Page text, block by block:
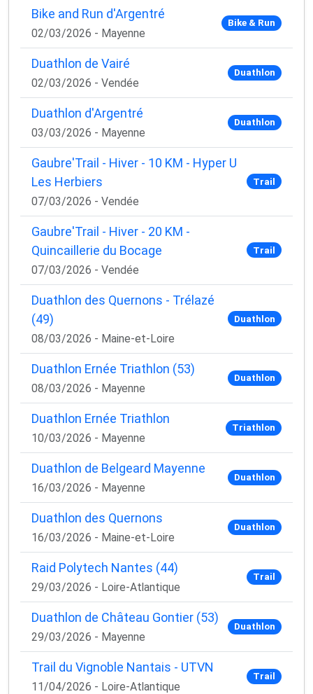
Bike and Run d'Argentré
02/03/2026 - Mayenne
Bike & Run
Duathlon de Vairé
02/03/2026 - Vendée
Duathlon
Duathlon d'Argentré
03/03/2026 - Mayenne
Duathlon
Gaubre'Trail - Hiver - 10 KM - Hyper U
Les Herbiers
07/03/2026 - Vendée
Trail
Gaubre'Trail - Hiver - 20 KM -
Quincaillerie du Bocage
07/03/2026 - Vendée
Trail
Duathlon des Quernons - Trélazé
(49)
08/03/2026 - Maine-et-Loire
Duathlon
Duathlon Ernée Triathlon (53)
08/03/2026 - Mayenne
Duathlon
Duathlon Ernée Triathlon
10/03/2026 - Mayenne
Triathlon
Duathlon de Belgeard Mayenne
16/03/2026 - Mayenne
Duathlon
Duathlon des Quernons
16/03/2026 - Maine-et-Loire
Duathlon
Raid Polytech Nantes (44)
29/03/2026 - Loire-Atlantique
Trail
Duathlon de Château Gontier (53)
29/03/2026 - Mayenne
Duathlon
Trail du Vignoble Nantais - UTVN
11/04/2026 - Loire-Atlantique
Trail